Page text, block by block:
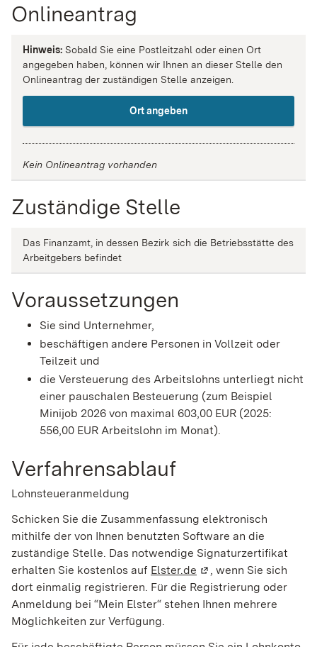
Onlineantrag
Hinweis: Sobald Sie eine Postleitzahl oder einen Ort
angegeben haben, können wir Ihnen an dieser Stelle den
Onlineantrag der zuständigen Stelle anzeigen.
Ort angeben
Kein Onlineantrag vorhanden
Zuständige Stelle
Das Finanzamt, in dessen Bezirk sich die Betriebsstätte des
Arbeitgebers befindet
Voraussetzungen
Sie sind Unternehmer,
beschäftigen andere Personen in Vollzeit oder
Teilzeit und
die Versteuerung des Arbeitslohns unterliegt nicht
einer pauschalen Besteuerung (zum Beispiel
Minijob 2026 von maximal 603,00 EUR (2025:
556,00 EUR Arbeitslohn im Monat).
Verfahrensablauf
Lohnsteueranmeldung
Schicken Sie die Zusammenfassung elektronisch
mithilfe der von Ihnen benutzten Software an die
zuständige Stelle. Das notwendige Signaturzertifikat
erhalten Sie kostenlos auf Elster.de (Wird in einem neuen
, wenn Sie sich
dort einmalig registrieren. Für die Registrierung oder
Anmeldung bei “Mein Elster“ stehen Ihnen mehrere
Möglichkeiten zur Verfügung.